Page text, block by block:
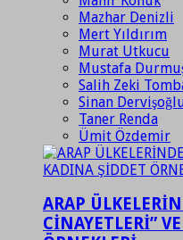
Mazhar Denizli
Mert Yıldırım
Murat Utkucu
Mustafa
Salih Zeki
Sinan
Taner Renda
Ümit Özdemir
ARAP
CİNAYETLERİ”